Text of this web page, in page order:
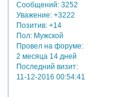
Сообщений:3252
Уважение: +3222
Позитив: +14
Пол:Мужской
Провел на форуме:
2 месяца 14 дней
Последний визит:
11-12-2016 00:54:41